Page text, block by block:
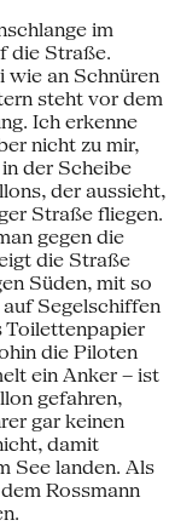
im
die Straße.
wie an Schnüren
steht vor dem
Ich erkenne
nicht zu mir,
der Scheibe
der aussieht,
Straße fliegen.
gegen die
die Straße
Süden, mit so
Segelschiffen
Toilettenpapier
die Piloten
ein Anker – ist
gefahren,
gar keinen
damit
See landen. Als
Rossmann